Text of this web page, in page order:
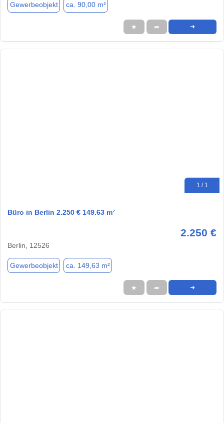
Gewerbeobjekt ca. 90,00 m²
★ ➦ ➜
1 / 1
Büro in Berlin 2.250 € 149.63 m²
2.250 €
Berlin, 12526
Gewerbeobjekt ca. 149,63 m²
★ ➦ ➜